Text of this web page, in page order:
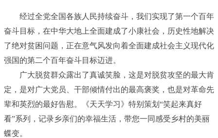
经过全党全国各族人民持续奋斗，我们实现了第一个百年
奋斗目标，在中华大地上全面建成了小康社会，历史性地解决
了绝对贫困问题，正在意气风发向着全面建成社会主义现代化
强国的第二个百年奋斗目标迈进。
广大脱贫群众露出了真诚笑脸，这是对脱贫攻坚的最大肯
定，是对广大党员、干部倾情付出的最高褒奖，也是对革命先
辈和英烈的最好告慰。《天天学习》特别策划“笑起来真好
看”系列，记录乡亲们的幸福生活，带您一同感受乡村的美丽
蝶变。